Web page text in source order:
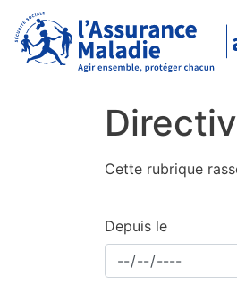
Cette rubrique
Depuis le